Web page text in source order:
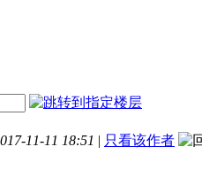
11-11 18:51 | 只看该作者